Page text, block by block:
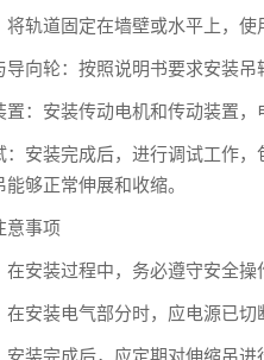
道固定在墙壁或水平上，使
轮：按照说明书要求安装吊
安装传动电机和传动装置，
装完成后，进行调试工作，
够正常伸展和收缩。
事项
装过程中，务必遵守安全操
装电气部分时，应电源已切
完成后，应定期对伸缩吊进